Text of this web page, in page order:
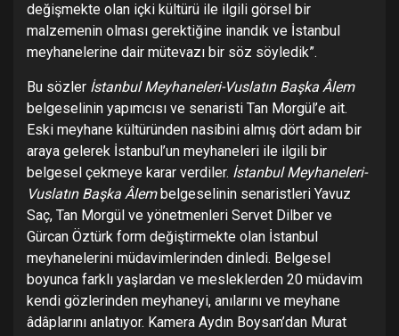
değişmekte olan içki kültürü ile ilgili görsel bir
malzemenin olması gerektiğine inandık ve İstanbul
meyhanelerine dair mütevazı bir söz söyledik”.
Bu sözler İstanbul Meyhaneleri-Vuslatın Başka Âlem
belgeselinin yapımcısı ve senaristi Tan Morgül’e ait.
Eski meyhane kültüründen nasibini almış dört adam bir
araya gelerek İstanbul’un meyhaneleri ile ilgili bir
belgesel çekmeye karar verdiler. İstanbul Meyhaneleri-
Vuslatın Başka Âlembelgeselinin senaristleri Yavuz
Saç, Tan Morgül ve yönetmenleri Servet Dilber ve
Gürcan Öztürk form değiştirmekte olan İstanbul
meyhanelerini müdavimlerinden dinledi. Belgesel
boyunca farklı yaşlardan ve mesleklerden 20 müdavim
kendi gözlerinden meyhaneyi, anılarını ve meyhane
âdâplarını anlatıyor. Kamera Aydın Boysan’dan Murat